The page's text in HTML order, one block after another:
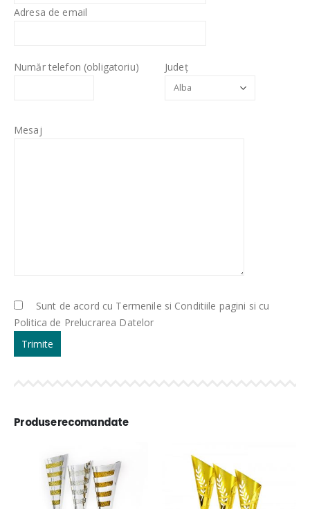
Adresa de email
Număr telefon (obligatoriu) Județ
Mesaj
Sunt de acord cu Termenile si Conditiile pagini si cu
Politica de Prelucrarea Datelor
Produse recomandate